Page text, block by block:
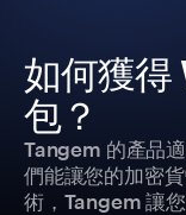
如何獲得
包？
Tangem 的產品
們能讓您的加密
術，Tangem 讓